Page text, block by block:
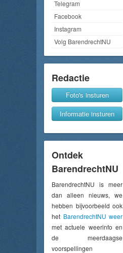
Telegram
Facebook
Instagram
Volg BarendrechtNU
Redactie
Foto's insturen
Informatie insturen
Ontdek
BarendrechtNU
BarendrechtNU is meer
dan alleen nieuws, we
hebben bijvoorbeeld ook
het BarendrechtNU weer
met actuele weerinfo en
de meerdaagse
voorspellingen